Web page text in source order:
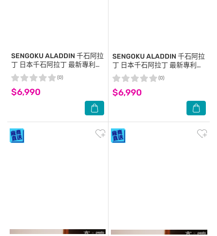
SENGOKU ALADDIN 千石阿拉
丁 日本千石阿拉丁 最新專利
0.2秒瞬熱4枚焼復古多用途烤
箱 AET-G13TW(白)
$6,990
(0)
SENGOKU ALADDIN 千石阿拉
丁 日本千石阿拉丁 最新專利
0.2秒瞬熱4枚焼復古多用途烤
箱 AET-G13TG(綠)
$6,990
(0)